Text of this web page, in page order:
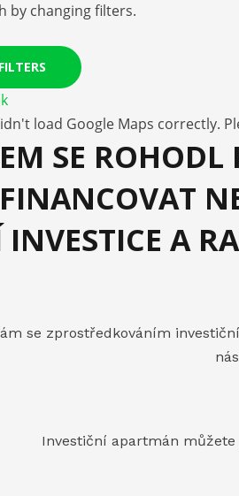
by changing filters.
load Google Maps correctly.
SE
INVESTICE A
se zprostředkováním
Investiční apartmán